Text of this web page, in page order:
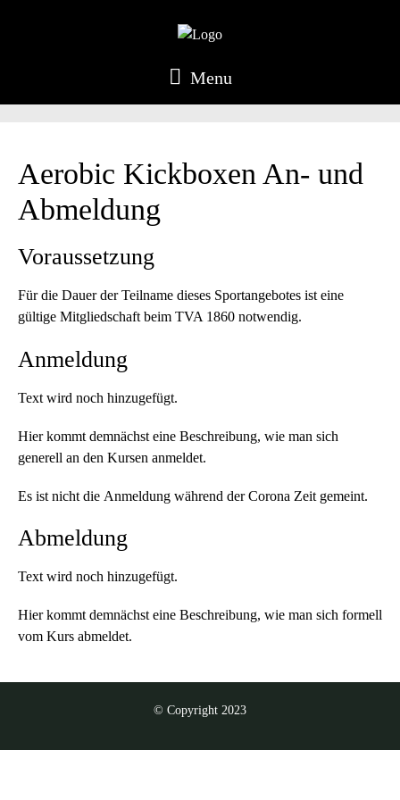
Menu
Aerobic Kickboxen An- und
Abmeldung
Voraussetzung
Für die Dauer der Teilname dieses Sportangebotes ist eine
gültige Mitgliedschaft beim TVA 1860 notwendig.
Anmeldung
Text wird noch hinzugefügt.
Hier kommt demnächst eine Beschreibung, wie man sich
generell an den Kursen anmeldet.
Es ist nicht die Anmeldung während derCorona Zeit gemeint.
Abmeldung
Text wird noch hinzugefügt.
Hier kommt demnächst eine Beschreibung, wie man sich formell
vom Kurs abmeldet.
© Copyright 2023